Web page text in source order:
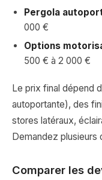
Pergola
000 €
Options
500 € à 2 000 €
Le prix final dépend
autoportante), des
stores latéraux,
Demandez plusieurs
Comparer les